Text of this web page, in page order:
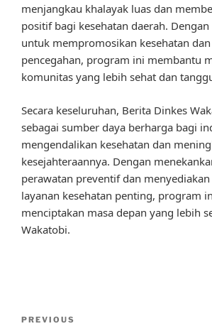
menjangkau khalayak luas dan
positif bagi kesehatan daerah.
untuk mempromosikan kesehatan
pencegahan, program ini membantu
komunitas yang lebih sehat dan
Secara keseluruhan, Berita Dinkes
sebagai sumber daya berharga bagi
mengendalikan kesehatan dan
kesejahteraannya. Dengan
perawatan preventif dan
layanan kesehatan penting, program
menciptakan masa depan yang lebih
Wakatobi.
Previous
PREVIOUS